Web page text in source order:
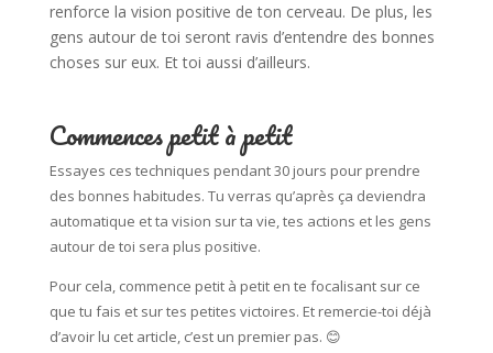
renforce la vision positive de ton cerveau. De plus, les
gens autour de toi seront ravis d’entendre des bonnes
choses sur eux. Et toi aussi d’ailleurs.
Commences petit à petit
Essayes ces techniques pendant 30 jours pour prendre
des bonnes habitudes. Tu verras qu’après ça deviendra
automatique et ta vision sur ta vie, tes actions et les gens
autour de toi sera plus positive.
Pour cela, commence petit à petit en te focalisant sur ce
que tu fais et sur tes petites victoires. Et remercie-toi déjà
d’avoir lu cet article, c’est un premier pas. 😊